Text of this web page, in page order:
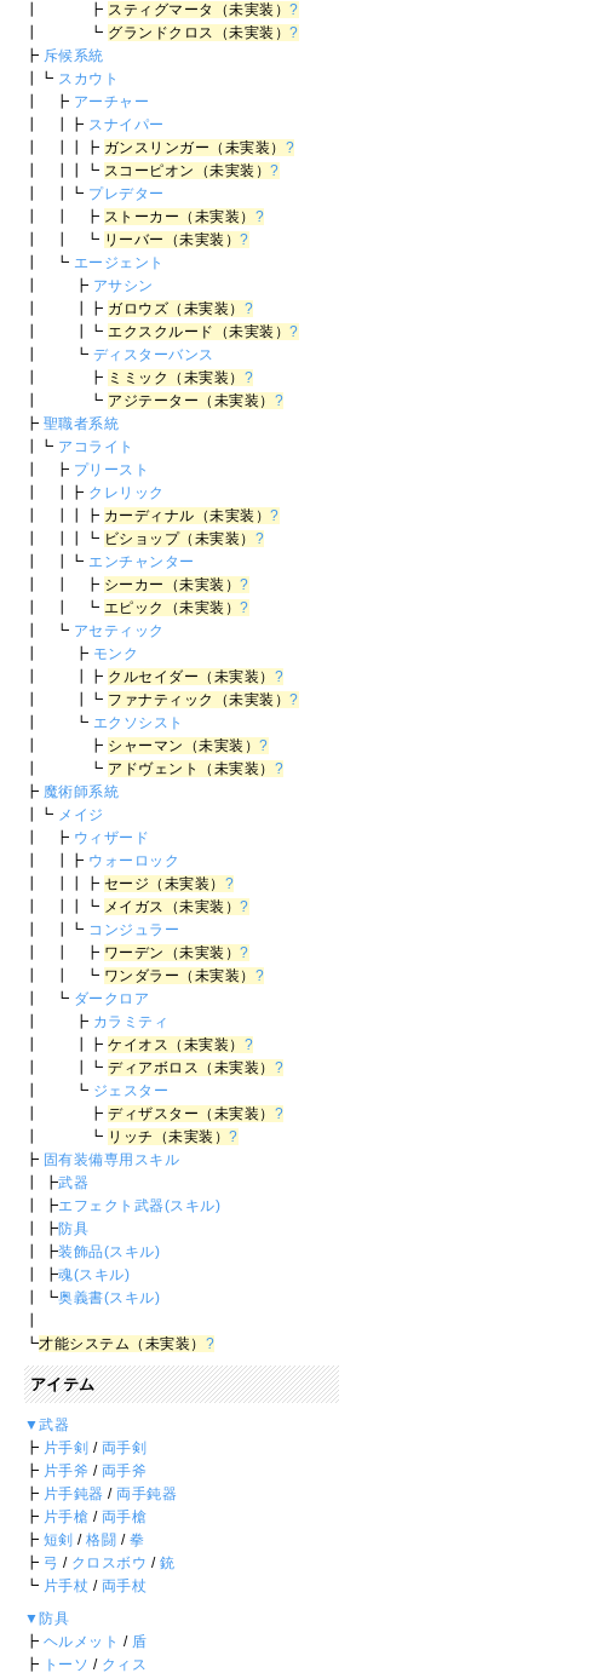
┃ ┣ スティグマータ（未実装）?
┃ ┗ グランドクロス（未実装）?
┣ 斥候系統
┃┗ スカウト
┃ ┣ アーチャー
┃ ┃┣ スナイパー
┃ ┃┃┣ ガンスリンガー（未実装） ?
┃ ┃┃┗ スコーピオン（未実装）?
┃ ┃┗ プレデター
┃ ┃ ┣ ストーカー（未実装） ?
┃ ┃ ┗ リーバー（未実装）?
┃ ┗ エージェント
┃ ┣ アサシン
┃ ┃┣ ガロウズ（未実装） ?
┃ ┃┗エクスクルード（未実装）?
┃ ┗ ディスターバンス
┃ ┣ ミミック（未実装） ?
┃ ┗ アジテーター（未実装） ?
┣ 聖職者系統
┃┗ アコライト
┃ ┣ プリースト
┃ ┃┣ クレリック
┃ ┃┃┣ カーディナル（未実装）?
┃ ┃┃┗ ビショップ（未実装） ?
┃ ┃┗ エンチャンター
┃ ┃ ┣ シーカー（未実装）?
┃ ┃ ┗ エピック（未実装）?
┃ ┗ アセティック
┃ ┣ モンク
┃ ┃┣ クルセイダー（未実装） ?
┃ ┃┗ ファナティック（未実装）?
┃ ┗ エクソシスト
┃ ┣ シャーマン（未実装）?
┃ ┗ アドヴェント（未実装） ?
┣ 魔術師系統
┃┗ メイジ
┃ ┣ ウィザード
┃ ┃┣ ウォーロック
┃ ┃┃┣ セージ（未実装） ?
┃ ┃┃┗ メイガス（未実装）?
┃ ┃┗ コンジュラー
┃ ┃ ┣ ワーデン（未実装）?
┃ ┃ ┗ ワンダラー（未実装） ?
┃ ┗ ダークロア
┃ ┣ カラミティ
┃ ┃┣ケイオス（未実装） ?
┃ ┃┗ディアボロス（未実装） ?
┃ ┗ ジェスター
┃ ┣ディザスター（未実装） ?
┃ ┗ リッチ（未実装）?
┣ 固有装備専用スキル
┃ ┣武器
┃ ┣エフェクト武器(スキル)
┃ ┣防具
┃ ┣装飾品(スキル)
┃ ┣魂(スキル)
┃ ┗奥義書(スキル)
┗才能システム（未実装） ?
アイテム
▼武器
┣ 片手剣 / 両手剣
┣ 片手斧 / 両手斧
┣ 片手鈍器 / 両手鈍器
┣ 片手槍 / 両手槍
┣ 短剣 /格闘 / 拳
┣ 弓 / クロスボウ / 銃
┗ 片手杖 / 両手杖
▼防具
┣ ヘルメット / 盾
┣ トーソ / クィス